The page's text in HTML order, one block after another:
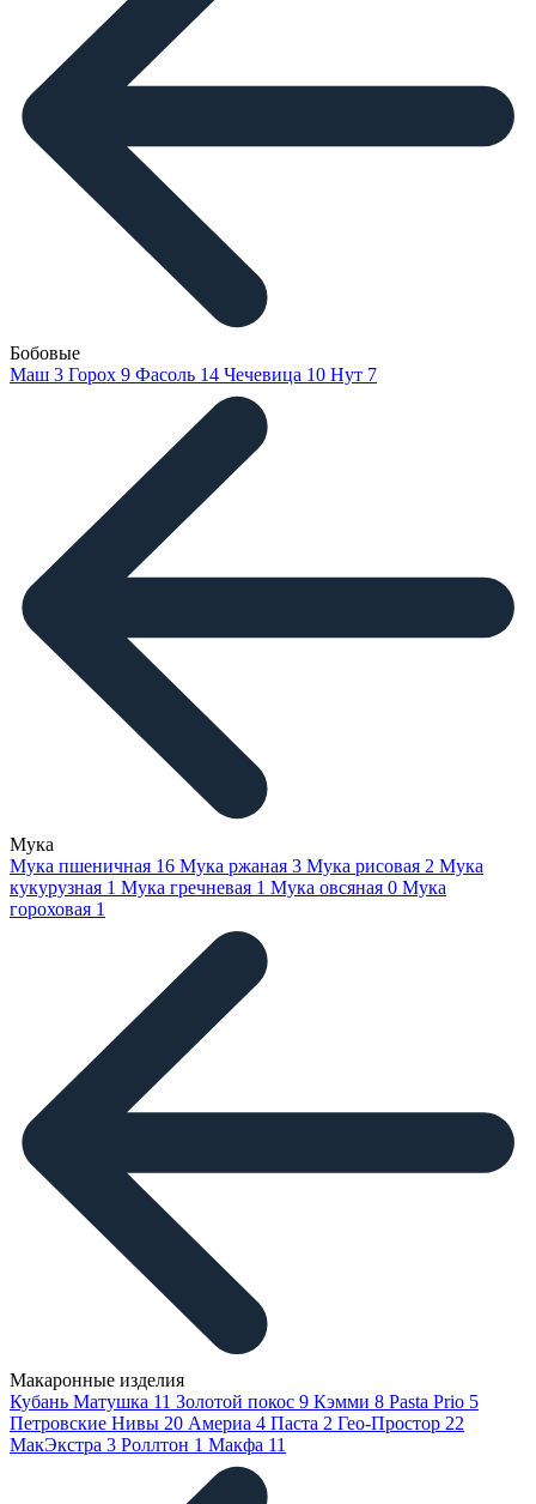
Бобовые
Маш 3 Горох 9 Фасоль 14 Чечевица 10 Нут 7
Мука
Мука пшеничная 16 Мука ржаная 3 Мука рисовая 2 Мука
кукурузная 1 Мука гречневая 1 Мука овсяная 0 Мука
гороховая 1
Макаронные изделия
Кубань Матушка 11 Золотой покос 9 Кэмми 8 Pasta Prio 5
Петровские Нивы 20 Америа 4 Паста 2 Гео-Простор 22
МакЭкстра 3 Роллтон 1 Макфа 11